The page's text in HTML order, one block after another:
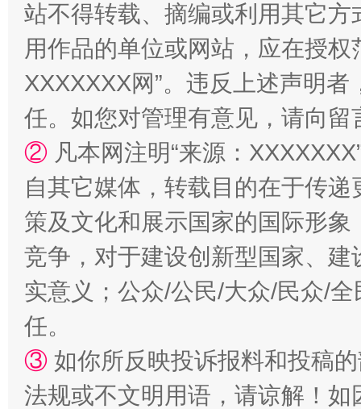
扯下公款旅游的“隐身衣” 如何以
站不得转载、摘编或利用其它
用作品的单位或网站，应在授
XXXXXXX网”。违反上述声明
任。如您对管理有意见，请向
② 凡本网注明“来源：
自其它媒体，转载目的在于传
策及文化和展示国家的国际形
竞争，对于建设创新型国家、
实意义；公众/公民/大众/民众/
任。
③ 如你所反映投诉报料和投稿
法规或不文明用语，请谅解！